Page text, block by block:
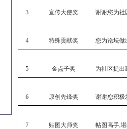
3 宣传大使奖 谢谢您为社
4 特殊贡献奖 您为论坛做
5 金点子奖 为社区提
6 原创先锋奖 谢谢您积极
7 贴图大师奖 帖图高手,